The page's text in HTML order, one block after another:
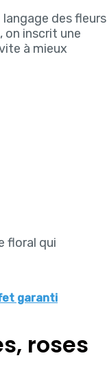
des fleurs
on inscrit une
à mieux
floral qui
garanti
roses